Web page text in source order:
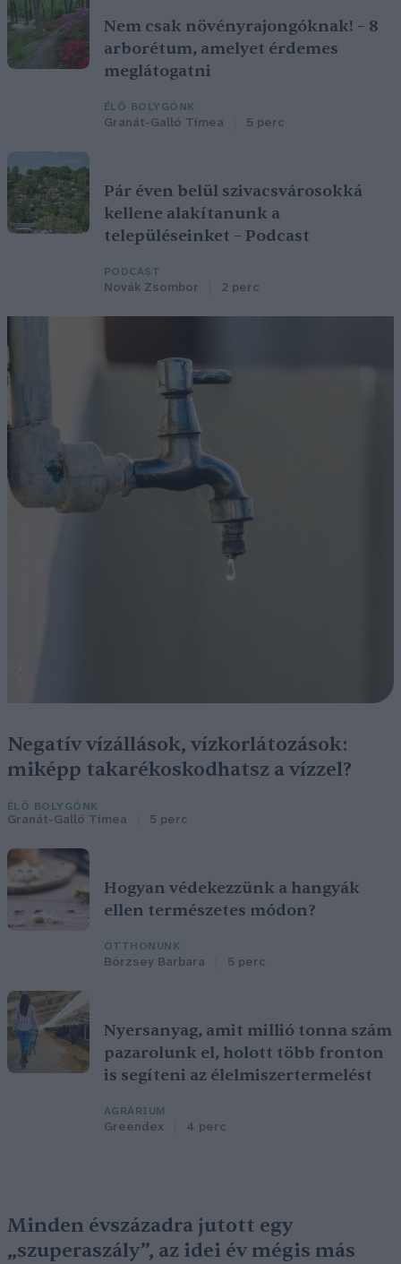
Nem csak növényrajongóknak! – 8
arborétum, amelyet érdemes
meglátogatni
ÉLŐ BOLYGÓNK
Granát-Galló Tímea 5 perc
Pár éven belül szivacsvárosokká
kellene alakítanunk a
településeinket – Podcast
PODCAST
Novák Zsombor 2 perc
Negatív vízállások, vízkorlátozások:
miképp takarékoskodhatsz a vízzel?
ÉLŐ BOLYGÓNK
Granát-Galló Tímea 5 perc
Hogyan védekezzünk a hangyák
ellen természetes módon?
OTTHONUNK
Börzsey Barbara 5 perc
Nyersanyag, amit millió tonna szám
pazarolunk el, holott több fronton
is segíteni az élelmiszertermelést
AGRÁRIUM
Greendex 4 perc
Minden évszázadra jutott egy
„szuperaszály”, az idei év mégis más